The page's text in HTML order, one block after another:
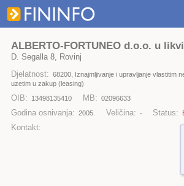
ALBERTO-FORTUNEO d.o.o. u
D. Segalla 8, Rovinj
Djelatnost: 68200, Iznajmljivanje i upravljanje vlastitim
uzetim u zakup (leasing)
OIB: 13498135410 MB: 02096633
Godina osnivanja: 2005. Veličina: - Status:
Kontakt: